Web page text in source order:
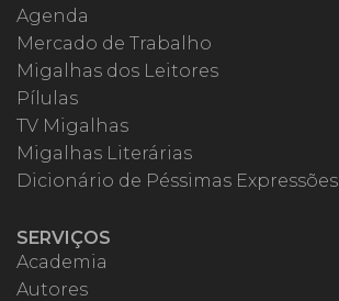
Agenda
Mercado de Trabalho
Migalhas dos Leitores
Pílulas
TV Migalhas
Migalhas Literárias
Dicionário de Péssimas Expressões
SERVIÇOS
Academia
Autores